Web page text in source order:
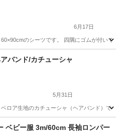
6月17日
60×90cmのシーツです。 四隅にゴムが付い
ベビー用品 シーツ
バンド/カチューシャ
5月31日
ベロア生地のカチューシャ（ヘアバンド）で
アクセサリー カチューシャ
ベビー服 3m/60cm 長袖ロンパー